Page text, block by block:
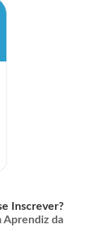
Inscrever?
Aprendiz da